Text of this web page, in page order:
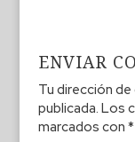
ENVIAR
Tu dirección
publicada. Los
marcados con *